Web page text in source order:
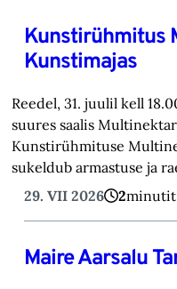
Kunstirühmitus
Kunstimajas
Reedel, 31. juulil kell
suures saalis
Kunstirühmituse
sukeldub armastuse ja
29. VII 2026
2minutit
Maire Aarsalu